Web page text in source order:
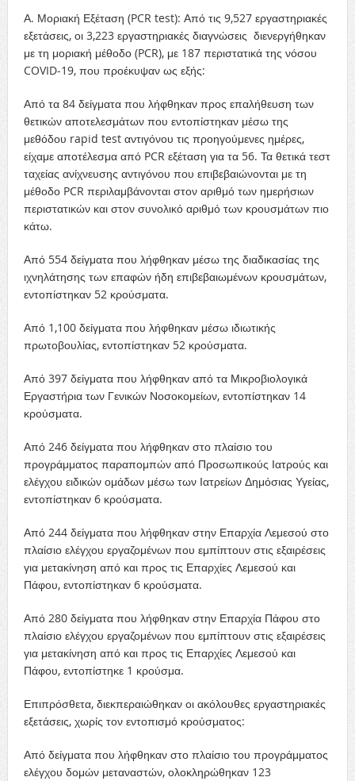
Α. Μοριακή Εξέταση (PCR test): Από τις 9,527 εργαστηριακές
εξετάσεις, οι 3,223 εργαστηριακές διαγνώσεις διενεργήθηκαν
με τη μοριακή μέθοδο (PCR), με 187 περιστατικά της νόσου
COVID-19, που προέκυψαν ως εξής:
Από τα 84 δείγματα που λήφθηκαν προς επαλήθευση των
θετικών αποτελεσμάτων που εντοπίστηκαν μέσω της
μεθόδου rapid test αντιγόνου τις προηγούμενες ημέρες,
είχαμε αποτέλεσμα από PCR εξέταση για τα 56. Τα θετικά τεστ
ταχείας ανίχνευσης αντιγόνου που επιβεβαιώνονται με τη
μέθοδο PCR περιλαμβάνονται στον αριθμό των ημερήσιων
περιστατικών και στον συνολικό αριθμό των κρουσμάτων πιο
κάτω.
Από 554 δείγματα που λήφθηκαν μέσω της διαδικασίας της
ιχνηλάτησης των επαφών ήδη επιβεβαιωμένων κρουσμάτων,
εντοπίστηκαν 52 κρούσματα.
Από 1,100 δείγματα που λήφθηκαν μέσω ιδιωτικής
πρωτοβουλίας, εντοπίστηκαν 52 κρούσματα.
Από 397 δείγματα που λήφθηκαν από τα Μικροβιολογικά
Εργαστήρια των Γενικών Νοσοκομείων, εντοπίστηκαν 14
κρούσματα.
Από 246 δείγματα που λήφθηκαν στο πλαίσιο του
προγράμματος παραπομπών από Προσωπικούς Ιατρούς και
ελέγχου ειδικών ομάδων μέσω των Ιατρείων Δημόσιας Υγείας,
εντοπίστηκαν 6 κρούσματα.
Από 244 δείγματα που λήφθηκαν στην Επαρχία Λεμεσού στο
πλαίσιο ελέγχου εργαζομένων που εμπίπτουν στις εξαιρέσεις
για μετακίνηση από και προς τις Επαρχίες Λεμεσού και
Πάφου, εντοπίστηκαν 6 κρούσματα.
Από 280 δείγματα που λήφθηκαν στην Επαρχία Πάφου στο
πλαίσιο ελέγχου εργαζομένων που εμπίπτουν στις εξαιρέσεις
για μετακίνηση από και προς τις Επαρχίες Λεμεσού και
Πάφου, εντοπίστηκε 1 κρούσμα.
Επιπρόσθετα, διεκπεραιώθηκαν οι ακόλουθες εργαστηριακές
εξετάσεις, χωρίς τον εντοπισμό κρούσματος:
Από δείγματα που λήφθηκαν στο πλαίσιο του προγράμματος
ελέγχου δομών μεταναστών, ολοκληρώθηκαν 123